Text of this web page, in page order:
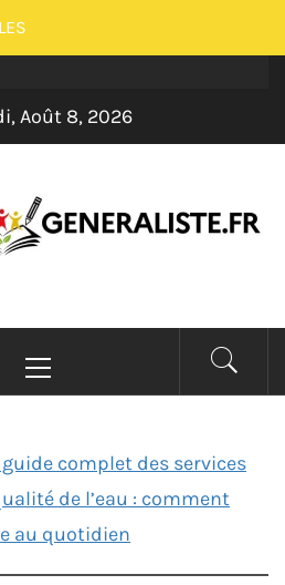
Août 8, 2026
–
principal
complet des services
de l’eau : comment
au quotidien